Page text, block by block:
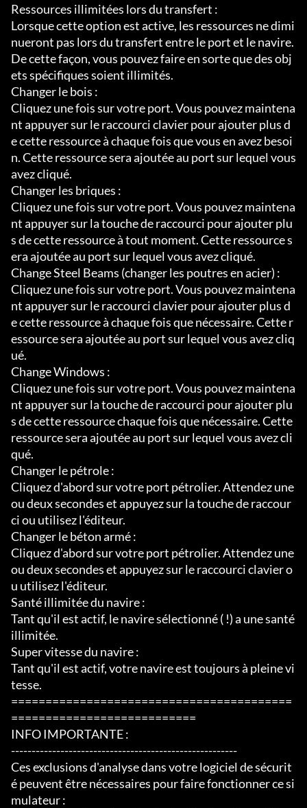
Ressources illimitées lors du transfert :
Lorsque cette option est active, les ressources ne dimi
nueront pas lors du transfert entre le port et le navire.
De cette façon, vous pouvez faire en sorte que des obj
ets spécifiques soient illimités.
Changer le bois :
Cliquez une fois sur votre port. Vous pouvez maintena
nt appuyer sur le raccourci clavier pour ajouter plus d
e cette ressource à chaque fois que vous en avez besoi
n. Cette ressource sera ajoutée au port sur lequel vous
avez cliqué.
Changer les briques :
Cliquez une fois sur votre port. Vous pouvez maintena
nt appuyer sur la touche de raccourci pour ajouter plu
s de cette ressource à tout moment. Cette ressource s
era ajoutée au port sur lequel vous avez cliqué.
Change Steel Beams (changer les poutres en acier) :
Cliquez une fois sur votre port. Vous pouvez maintena
nt appuyer sur le raccourci clavier pour ajouter plus d
e cette ressource à chaque fois que nécessaire. Cette r
essource sera ajoutée au port sur lequel vous avez cliq
ué.
Change Windows :
Cliquez une fois sur votre port. Vous pouvez maintena
nt appuyer sur la touche de raccourci pour ajouter plu
s de cette ressource chaque fois que nécessaire. Cette
ressource sera ajoutée au port sur lequel vous avez cli
qué.
Changer le pétrole :
Cliquez d'abord sur votre port pétrolier. Attendez une
ou deux secondes et appuyez sur la touche de raccour
ci ou utilisez l'éditeur.
Changer le béton armé :
Cliquez d'abord sur votre port pétrolier. Attendez une
ou deux secondes et appuyez sur le raccourci clavier o
u utilisez l'éditeur.
Santé illimitée du navire :
Tant qu'il est actif, le navire sélectionné ( !) a une santé
illimitée.
Super vitesse du navire :
Tant qu'il est actif, votre navire est toujours à pleine vi
tesse.
=========================================
===========================
INFO IMPORTANTE :
-------------------------------------------------------
Ces exclusions d'analyse dans votre logiciel de sécurit
é peuvent être nécessaires pour faire fonctionner ce si
mulateur :